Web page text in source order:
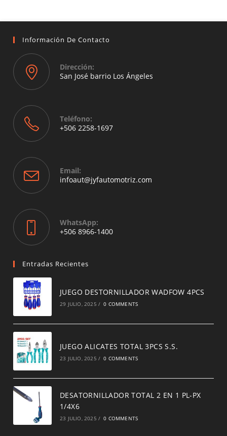
Información De Contacto
Dirección:
San José barrio Los Ángeles
new
Teléfono:
+506 2258-1697
application
Email:
infoaut@jyfautomotriz.com
WhatsApp:
+506 8966-1400Opens
Entradas Recientes
JUEGO DESTORNILLADOR WADFOW 4PCS
29 JULIO, 2025 / 0 COMMENTS
JUEGO ALICATES TOTAL 3PCS S.S.
23 JULIO, 2025 / 0 COMMENTS
DESATORNILLADOR TOTAL 2 EN 1 PL-PX
1/4X6
23 JULIO, 2025 / 0 COMMENTS